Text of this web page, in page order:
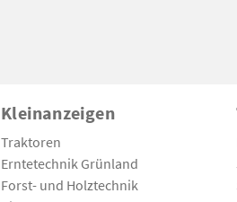
Kleinanzeigen
Traktoren
Erntetechnik Grünland
Forst- und Holztechnik